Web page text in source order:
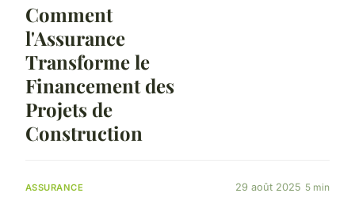
Comment
l'Assurance
Transforme le
Financement des
Projets de
Construction
ASSURANCE 29 août 2025 5 min